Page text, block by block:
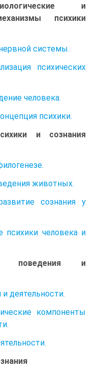
и
психики
системы.
психических
человека.
психики.
и сознания
животных.
сознания у
психики человека и
поведения и
деятельности.
компоненты